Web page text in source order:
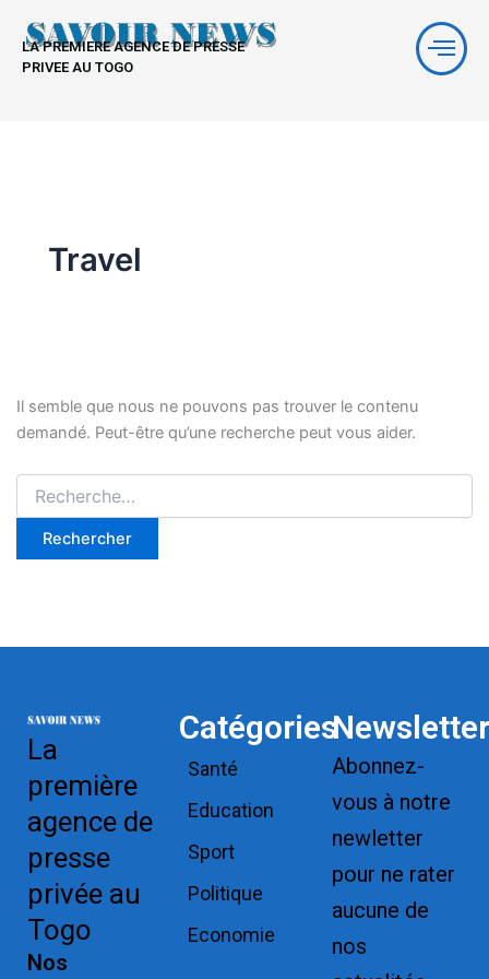
contenu
LA PREMIERE AGENCE DE PRESSE
PRIVEE AU TOGO
Travel
Il semble que nous ne pouvons pas trouver le contenu
demandé. Peut-être qu’une recherche peut vous aider.
La
première
agence de
presse
privée au
Togo
Nos
Catégories
Santé
Education
Sport
Politique
Economie
Newsletter
Abonnez-
vous à notre
newletter
pour ne rater
aucune de
nos